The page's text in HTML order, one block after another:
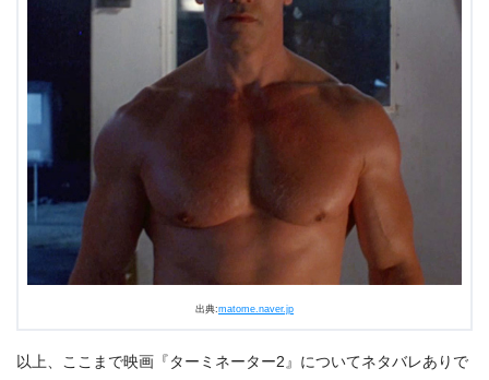
出典:matome.naver.jp
以上、ここまで映画『ターミネーター2』についてネタバレありで